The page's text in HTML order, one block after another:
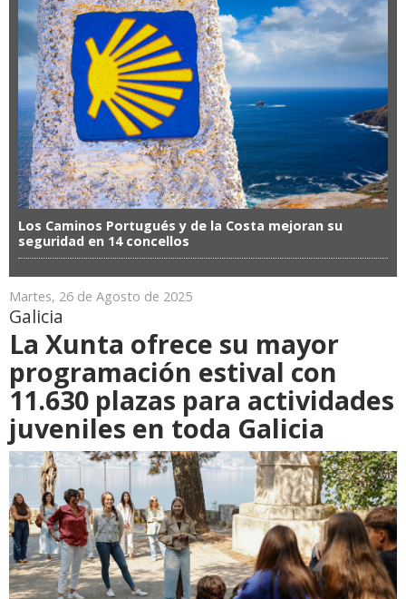
Los Caminos Portugués y de la Costa mejoran su
seguridad en 14 concellos
Martes, 26 de Agosto de 2025
Galicia
La Xunta ofrece su mayor
programación estival con
11.630 plazas para actividades
juveniles en toda Galicia